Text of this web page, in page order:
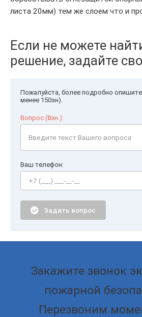
листа 20мм) тем же слоем что и
Если не можете
решение, задайте
Пожалуйста, более подробно
менее 150зн).
Вопрос (0зн.):
Ваш телефон:
Задать вопрос
Закажите звонок
пожарной
Перезвоним